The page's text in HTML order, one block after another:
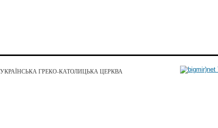
УКРАЇНСЬКА ГРЕКО-КАТОЛИЦЬКА ЦЕРКВА